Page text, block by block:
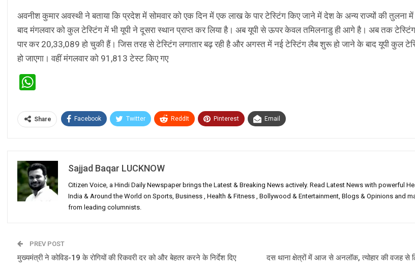
अवनीश कुमार अवस्थी ने बताया कि प्रदेश में सोमवार को एक दिन में एक लाख के पार टेस्टिंग किए जाने में देश के अन्य राज्यों की तुलना
बाद मंगलवार को कुल टेस्टिंग में भी यूपी ने दूसरा स्थान प्राप्त कर लिया है। अब यूपी से ऊपर केवल तमिलनाडु ही आगे है। अब तक
पार कर 20,33,089 हो चुकी हैं। जिस तरह से टेस्टिंग लगातार बढ़ रही है और अगस्त में नई टेस्टिंग लैब शुरू हो जाने के बाद यूपी कुल
हो जाएगा। वहीं मंगलवार को 91,813 टेस्ट किए गए
Share Facebook Twitter ReddIt Pinterest Email
Sajjad Baqar LUCKNOW
Citizen Voice, a Hindi Daily Newspaper brings the Latest & Breaking News actively. Read Latest News with powerful
India & Around the World on Sports, Business , Health & Fitness , Bollywood & Entertainment, Blogs & Opinions and
from leading columnists.
PREV POST
मुख्यमंत्री ने कोविड-19 के रोगियों की रिकवरी दर को और बेहतर करने के निर्देश दिए
दस थाना क्षेत्रों में आज से अनलॉक, त्योहार की वजह से